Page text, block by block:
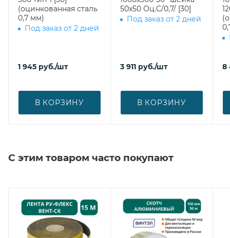
(оцинкованная сталь
0,7 мм)
Под заказ от 2 дней
1 945 руб./шт
В КОРЗИНУ
50х50 Оц.С/0,7/ [30]
Под заказ от 2 дней
3 911 руб./шт
В КОРЗИНУ
1200
8
С этим товаром часто покупают